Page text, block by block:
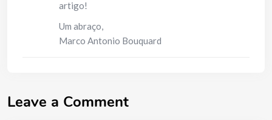
artigo!
Um abraço,
Marco Antonio Bouquard
Leave a Comment